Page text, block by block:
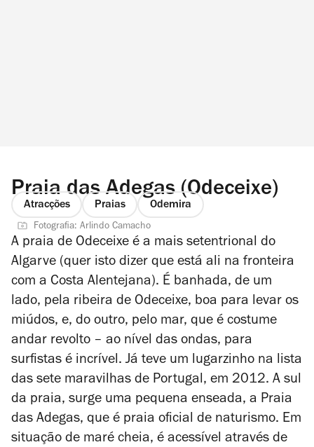
Praia das Adegas (Odeceixe)
Atracções Praias Odemira
Fotografia: Arlindo Camacho
A praia de Odeceixe é a mais setentrional do
Algarve (quer isto dizer que está ali na fronteira
com a Costa Alentejana). É banhada, de um
lado, pela ribeira de Odeceixe, boa para levar os
miúdos, e, do outro, pelo mar, que é costume
andar revolto – ao nível das ondas, para
surfistas é incrível. Já teve um lugarzinho na lista
das sete maravilhas de Portugal, em 2012. A sul
da praia, surge uma pequena enseada, a Praia
das Adegas, que é praia oficial de naturismo. Em
situação de maré cheia, é acessível através de